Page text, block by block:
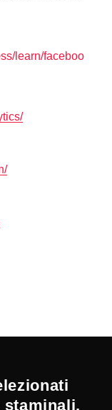
learn/faceboo